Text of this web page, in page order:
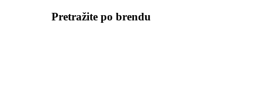
Pretražite po brendu